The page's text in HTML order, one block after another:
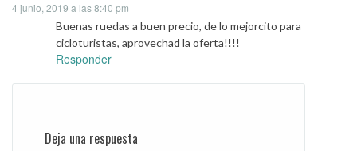
4 junio, 2019 a las 8:40 pm
Buenas ruedas a buen precio, de lo mejorcito para
cicloturistas, aprovechad la oferta!!!!
Responder
Deja una respuesta